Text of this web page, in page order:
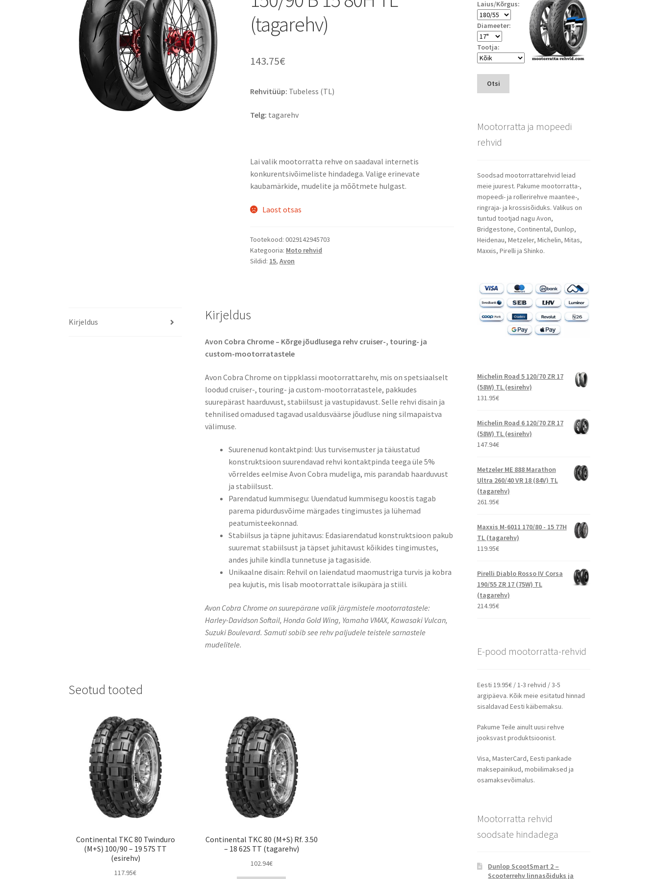
(tagarehv)
143.75€
Rehvitüüp: Tubeless (TL)
Telg: tagarehv
Lai valik mootorratta rehve on saadaval internetis
konkurentsivõimeliste hindadega. Valige erinevate
kaubamärkide, mudelite ja mõõtmete hulgast.
Laost otsas
Tootekood:0029142945703
Kategooria: Moto rehvid
Sildid: 15,Avon
Kirjeldus Kirjeldus
Avon Cobra Chrome – Kõrge jõudlusega rehv cruiser-, touring- ja
custom-mootorratastele
Avon Cobra Chrome on tippklassi mootorrattarehv, mis on spetsiaalselt
loodud cruiser-, touring- ja custom-mootorratastele, pakkudes
suurepärast haarduvust, stabiilsust ja vastupidavust. Selle rehvi disain ja
tehnilised omadused tagavad usaldusväärse jõudluse ning silmapaistva
välimuse.
Suurenenud kontaktpind: Uus turvisemuster ja täiustatud
konstruktsioon suurendavad rehvi kontaktpinda teega üle 5%
võrreldes eelmise Avon Cobra mudeliga, mis parandab haarduvust
ja stabiilsust.
Parendatud kummisegu: Uuendatud kummisegu koostis tagab
parema pidurdusvõime märgades tingimustes ja lühemad
peatumisteekonnad.
Stabiilsus ja täpne juhitavus: Edasiarendatud konstruktsioon pakub
suuremat stabiilsust ja täpset juhitavust kõikides tingimustes,
andes juhile kindla tunnetuse ja tagasiside.
Unikaalne disain: Rehvil on laiendatud maomustriga turvis ja kobra
pea kujutis, mis lisab mootorrattale isikupära ja stiili.
Avon Cobra Chrome on suurepärane valik järgmistele mootorratastele:
Harley-Davidson Softail, Honda Gold Wing, Yamaha VMAX, Kawasaki Vulcan,
Suzuki Boulevard. Samuti sobib see rehv paljudele teistele sarnastele
mudelitele.
Seotud tooted
Continental TKC 80 Twinduro
(M+S) 100/90 – 19 57S TT
(esirehv)
117.95€
Continental TKC 80 (M+S) Rf. 3.50
– 18 62S TT (tagarehv)
102.94€
Laius/Kõrgus:
Diameeter:
Tootja:
Otsi
Mootorratta ja mopeedi
rehvid
Soodsad mootorrattarehvid leiad
meie juurest. Pakume mootorratta-,
mopeedi- ja rollerirehve maantee-,
ringraja- ja krossisõiduks. Valikus on
tuntud tootjad nagu Avon,
Bridgestone, Continental, Dunlop,
Heidenau, Metzeler, Michelin, Mitas,
Maxxis, Pirelli ja Shinko.
Michelin Road 5 120/70 ZR 17
(58W) TL (esirehv)
131.95€
Michelin Road 6 120/70 ZR 17
(58W) TL (esirehv)
147.94€
Metzeler ME 888 Marathon
Ultra 260/40 VR 18 (84V) TL
(tagarehv)
261.95€
Maxxis M-6011 170/80 - 15 77H
TL (tagarehv)
119.95€
Pirelli Diablo Rosso IV Corsa
190/55 ZR 17 (75W) TL
(tagarehv)
214.95€
E-pood mootorratta-rehvid
Eesti 19.95€ / 1-3 rehvid / 3-5
argipäeva. Kõik meie esitatud hinnad
sisaldavad Eesti käibemaksu.
Pakume Teile ainult uusi rehve
jooksvast produktsioonist.
Visa, MasterCard, Eesti pankade
maksepainikud, mobiilimaksed ja
osamaksevõimalus.
Mootorratta rehvid
soodsate hindadega
Dunlop ScootSmart 2 –
Scooterrehv linnasõiduks ja